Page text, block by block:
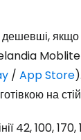
якщо
/ App Store
на
42, 100, 170,